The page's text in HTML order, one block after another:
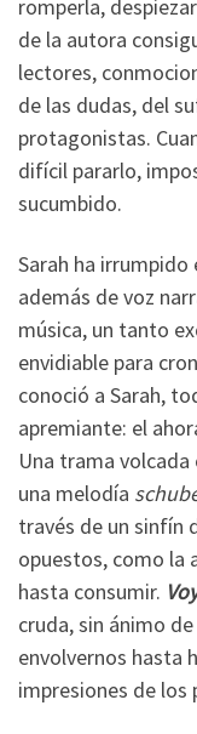
romperla,
de la autora
lectores,
de las dudas, del
protagonistas.
difícil pararlo,
sucumbido.
Sarah ha
además de voz
música, un tanto
envidiable para
conoció a Sarah,
apremiante: el
Una trama
una melodía
través de un sinfín
opuestos, como la
hasta consumir.
cruda, sin ánimo
envolvernos hasta
impresiones de los